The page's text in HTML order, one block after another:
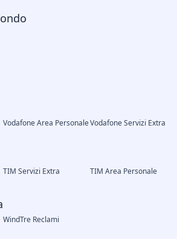
Vodafone Area PersonaleVodafone Servizi Extra
TIM Servizi Extra
TIM Area Personale
WindTre Reclami